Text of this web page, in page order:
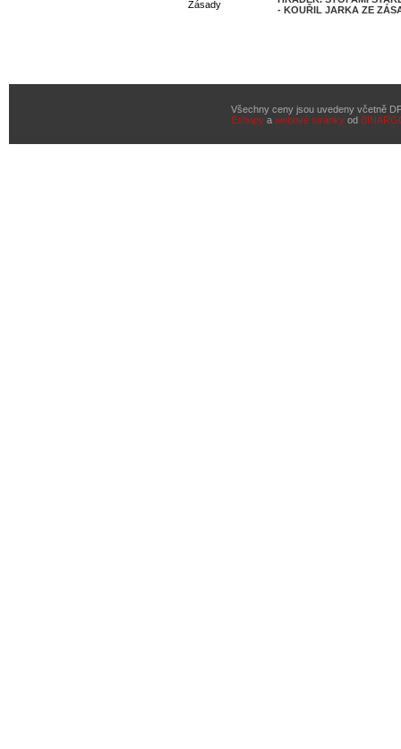
Zásady
- KOUŘIL JARKA ZE
Všechny ceny jsou uvedeny včetně
Eshopya webové stránkyod